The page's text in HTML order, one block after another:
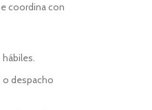
coordina con
o despacho